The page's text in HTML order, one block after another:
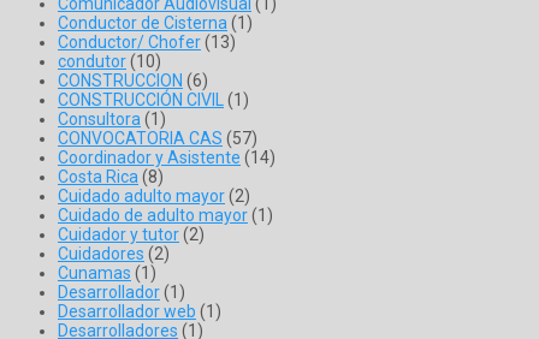
Conductor de Cisterna (1)
Conductor/ Chofer(13)
condutor(10)
CONSTRUCCION (6)
CONSTRUCCIÓN CIVIL
(1)
Consultora (1)
CONVOCATORIA CAS (57)
Coordinador y Asistente (14)
Costa Rica (8)
Cuidado adulto mayor(2)
Cuidado de adulto mayor(1)
Cuidador y tutor(2)
Cuidadores (2)
Cunamas (1)
Desarrollador(1)
Desarrollador web (1)
Desarrolladores (1)